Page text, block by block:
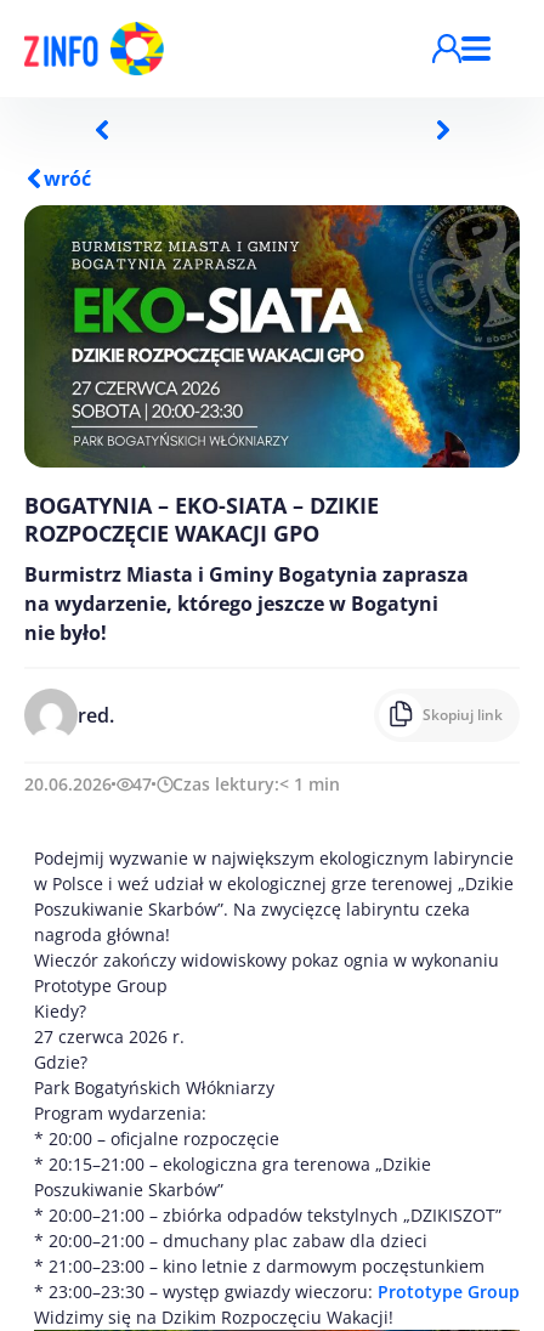
wróć
BOGATYNIA – EKO-SIATA – DZIKIE
ROZPOCZĘCIE WAKACJI GPO
Burmistrz Miasta i Gminy Bogatynia zaprasza
na wydarzenie, którego jeszcze w Bogatyni
nie było!
red. Skopiuj link
20.06.2026 47 Czas lektury:< 1 min
Podejmij wyzwanie w największym ekologicznym labiryncie
w Polsce i weź udział w ekologicznej grze terenowej „Dzikie
Poszukiwanie Skarbów”. Na zwycięzcę labiryntu czeka
nagroda główna!
Wieczór zakończy widowiskowy pokaz ognia w wykonaniu
Prototype Group
Kiedy?
27 czerwca 2026 r.
Gdzie?
Park Bogatyńskich Włókniarzy
Program wydarzenia:
* 20:00 – oficjalne rozpoczęcie
* 20:15–21:00 – ekologiczna gra terenowa „Dzikie
Poszukiwanie Skarbów”
* 20:00–21:00 – zbiórka odpadów tekstylnych „DZIKISZOT”
* 20:00–21:00 – dmuchany plac zabaw dla dzieci
* 21:00–23:00 – kino letnie z darmowym poczęstunkiem
* 23:00–23:30 – występ gwiazdy wieczoru: Prototype Group
Widzimy się na Dzikim Rozpoczęciu Wakacji!